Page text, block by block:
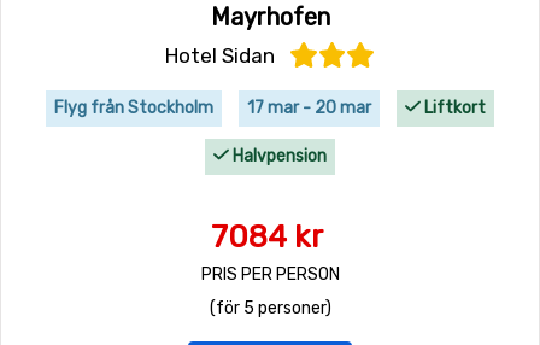
Mayrhofen
Hotel Sidan
Flyg från Stockholm 17 mar - 20 mar Liftkort
Halvpension
7084 kr
PRIS PER PERSON
(för 5 personer)